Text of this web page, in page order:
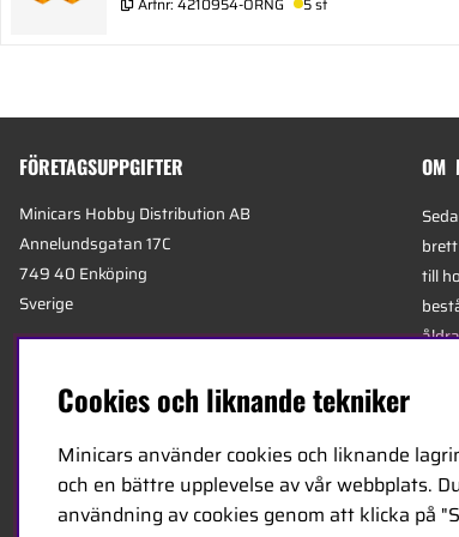
FÖRETAGSUPPGIFTER
Minicars Hobby Distribution AB
Annelundsgatan 17C
749 40 Enköping
Sverige
E-mail:info@minicars.se
OM
till
Cookies och liknande tekniker
Minicars använder cookies och liknande
och en bättre upplevelse av vår webbplats.
användning av cookies genom att klicka på